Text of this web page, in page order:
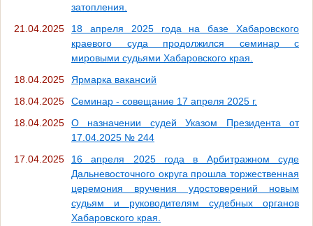
затопления.
21.04.2025
18 апреля 2025 года на базе Хабаровского
краевого суда продолжился семинар с
мировыми судьями Хабаровского края.
18.04.2025
Ярмарка вакансий
18.04.2025
Семинар - совещание 17 апреля 2025 г.
18.04.2025
О назначении судей Указом Президента от
17.04.2025 № 244
17.04.2025
16 апреля 2025 года в Арбитражном суде
Дальневосточного округа прошла торжественная
церемония вручения удостоверений новым
судьям и руководителям судебных органов
Хабаровского края.